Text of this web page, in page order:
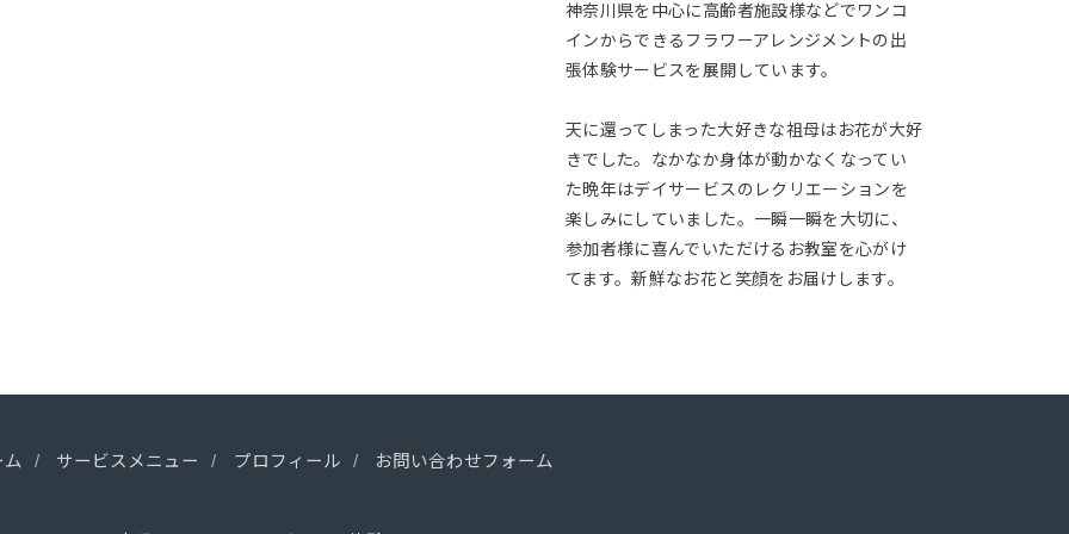
神奈川県を中心に高齢者施設様などでワンコ
インからできるフラワーアレンジメントの出
張体験サービスを展開しています。
天に還ってしまった大好きな祖母はお花が大好
きでした。なかなか身体が動かなくなってい
た晩年はデイサービスのレクリエーションを
楽しみにしていました。一瞬一瞬を大切に、
参加者様に喜んでいただけるお教室を心がけ
てます。新鮮なお花と笑顔をお届けします。
ム サービスメニュー プロフィール お問い合わせフォーム